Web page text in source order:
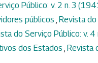
Público: v. 2 n. 3
públicos , Revista
do Serviço Público: v.
dos Estados , Revista